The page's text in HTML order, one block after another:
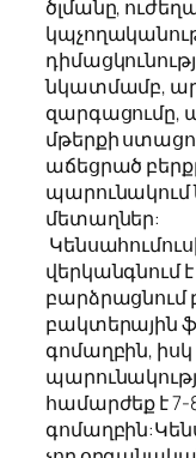
ծլմանը,
նկատմամբ,
զարգացումը,
մթերքի
աճեցրած
մետաղներ:
վերկանգնում
բարձրացնում
բակտերային
գոմաղբին,
համարժեք է 7-